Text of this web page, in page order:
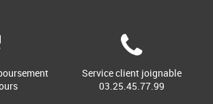
Service client joignable
03.25.45.77.99